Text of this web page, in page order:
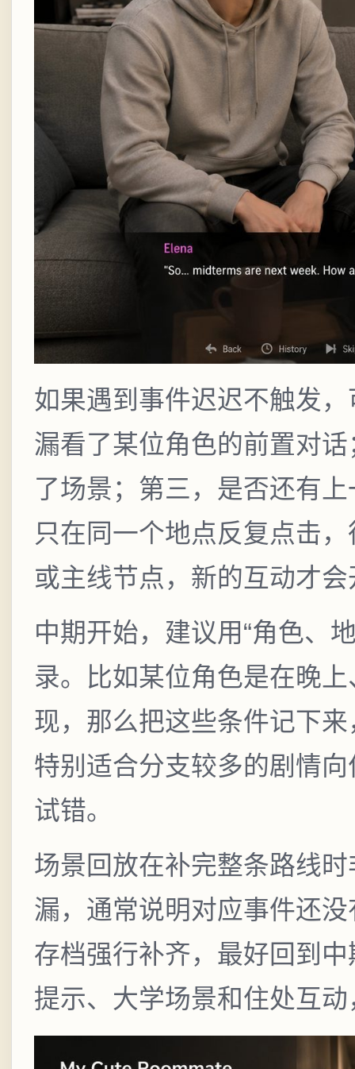
如果遇到事件迟迟不触发
漏看了某位角色的前置对
了场景；第三，是否还有
只在同一个地点反复点击
或主线节点，新的互动才
中期开始，建议用“角色、
录。比如某位角色是在晚
现，那么把这些条件记下
特别适合分支较多的剧情
试错。
场景回放在补完整条路线
漏，通常说明对应事件还
存档强行补齐，最好回到
提示、大学场景和住处互